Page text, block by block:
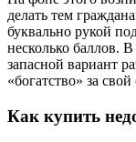
делать тем
буквально рукой
несколько баллов.
запасной вариант
«богатство» за свой
Как купить